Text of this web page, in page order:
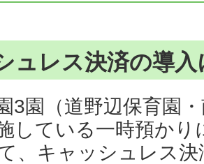
ュレス決済の導
3園（道野辺保育園
している一時預か
、キャッシュレス